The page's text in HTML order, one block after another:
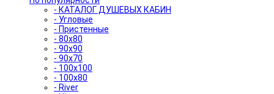
- КАТАЛОГ ДУШЕВЫХ КАБИН
- Угловые
- Пристенные
- 80x80
- 90x90
- 90x70
- 100x100
- 100x80
- River